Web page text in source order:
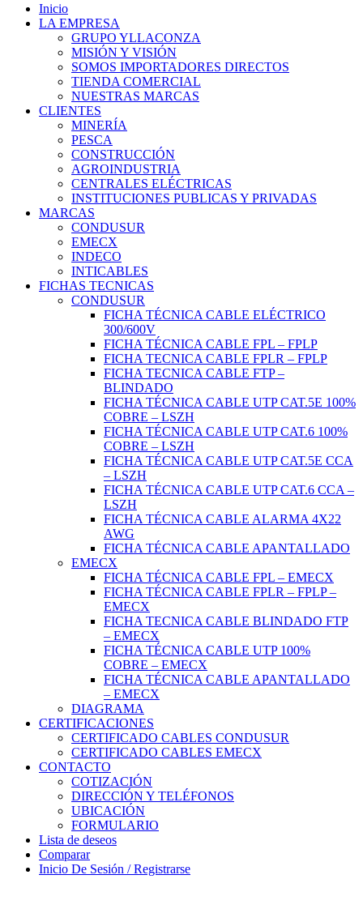
Inicio
LA EMPRESA
GRUPO YLLACONZA
MISIÓN Y VISIÓN
SOMOS IMPORTADORES DIRECTOS
TIENDA COMERCIAL
NUESTRAS MARCAS
CLIENTES
MINERÍA
PESCA
CONSTRUCCIÓN
AGROINDUSTRIA
CENTRALES ELÉCTRICAS
INSTITUCIONES PUBLICAS Y PRIVADAS
MARCAS
CONDUSUR
EMECX
INDECO
INTICABLES
FICHAS TECNICAS
CONDUSUR
FICHA TÉCNICA CABLE ELÉCTRICO
300/600V
FICHA TÉCNICA CABLE FPL – FPLP
FICHA TECNICA CABLE FPLR – FPLP
FICHA TECNICA CABLE FTP –
BLINDADO
FICHA TÉCNICA CABLE UTP CAT.5E 100%
COBRE – LSZH
FICHA TÉCNICA CABLE UTP CAT.6 100%
COBRE – LSZH
FICHA TÉCNICA CABLE UTP CAT.5E CCA
– LSZH
FICHA TÉCNICA CABLE UTP CAT.6 CCA –
LSZH
FICHA TÉCNICA CABLE ALARMA 4X22
AWG
FICHA TÉCNICA CABLE APANTALLADO
EMECX
FICHA TÉCNICA CABLE FPL – EMECX
FICHA TÉCNICA CABLE FPLR – FPLP –
EMECX
FICHA TECNICA CABLE BLINDADO FTP
– EMECX
FICHA TÉCNICA CABLE UTP 100%
COBRE – EMECX
FICHA TÉCNICA CABLE APANTALLADO
– EMECX
DIAGRAMA
CERTIFICACIONES
CERTIFICADO CABLES CONDUSUR
CERTIFICADO CABLES EMECX
CONTACTO
COTIZACIÓN
DIRECCIÓN Y TELÉFONOS
UBICACIÓN
FORMULARIO
Lista de deseos
Comparar
Inicio De Sesión / Registrarse